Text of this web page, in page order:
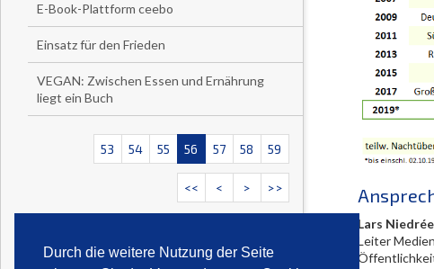
Durch die weitere Nutzung der Seite
E-Book-Plattform ceebo
Einsatz für den Frieden
VEGAN: Zwischen Essen und Ernährung
liegt ein Buch
53 54 55 56 57 58 59
<< < > >>
Lars Niedrée
Leiter